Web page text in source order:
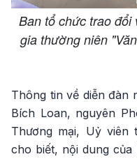
Ban tổ chức trao đổi
gia thường niên
Thông tin về diễn đàn
Bích Loan, nguyên
Thương mại, Uỷ
cho biết, nội dung